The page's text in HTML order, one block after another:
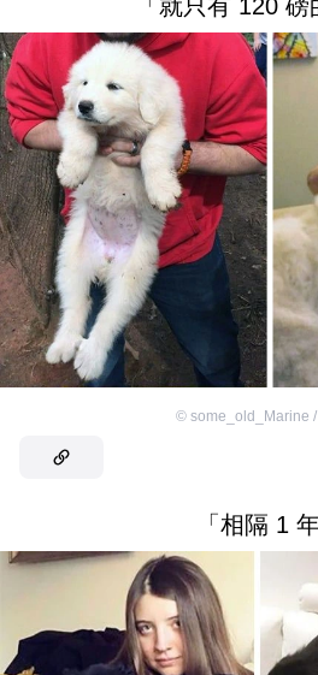
「就只有 120 磅
© some_old_Marine
「相隔 1 年